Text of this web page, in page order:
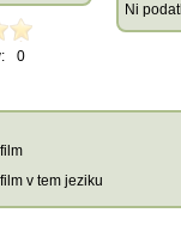
0
Ni
v tem jeziku